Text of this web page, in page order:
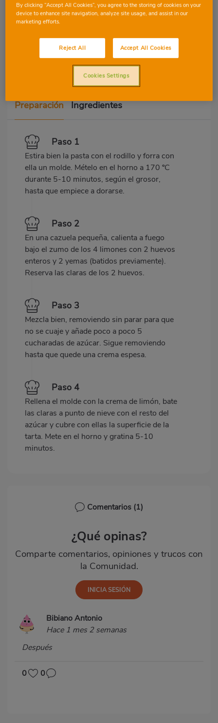
5.60
gr
Proteínas
9.80
gr
Grasa
Preparación Ingredientes
Paso 1
Estira bien la pasta con el rodillo y forra con
ella un molde. Mételo en el horno a 170 ºC
durante 5-10 minutos, según el grosor,
hasta que empiece a dorarse.
Paso 2
En una cazuela pequeña, calienta a fuego
bajo el zumo de los 4 limones con 2 huevos
enteros y 2 yemas (batidos previamente).
Reserva las claras de los 2 huevos.
Paso 3
Mezcla bien, removiendo sin parar para que
no se cuaje y añade poco a poco 5
cucharadas de azúcar. Sigue removiendo
hasta que quede una crema espesa.
Paso 4
Rellena el molde con la crema de limón, bate
las claras a punto de nieve con el resto del
azúcar y cubre con ellas la superficie de la
tarta. Mete en el horno y gratina 5-10
minutos.
Comentarios (1)
¿Qué opinas?
Comparte comentarios, opiniones y trucos con
la Comunidad.
Bibiano Antonio
Hace 1 mes 2 semanas
Después
0 0
By clicking “Accept All Cookies”, you agree to the storing of cookies on your
device to enhance site navigation, analyze site usage, and assist in our
marketing efforts.
Reject All Accept All Cookies
Cookies Settings